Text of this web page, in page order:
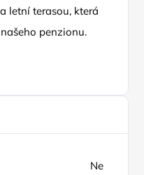
letní terasou, která
penzionu.
Ne